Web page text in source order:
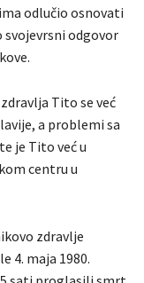
odlučio osnovati
odgovor
Tito se već
a problemi sa
je Tito već u
centru u
zdravlje
4. maja 1980.